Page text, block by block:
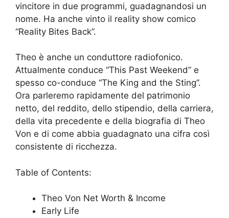
vincitore in due programmi, guadagnandosi un
nome. Ha anche vinto il reality show comico
“Reality Bites Back”.
Theo è anche un conduttore radiofonico.
Attualmente conduce “This Past Weekend” e
spesso co-conduce “The King and the Sting”.
Ora parleremo rapidamente del patrimonio
netto, del reddito, dello stipendio, della carriera,
della vita precedente e della biografia di Theo
Von e di come abbia guadagnato una cifra così
consistente di ricchezza.
Table of Contents:
Theo Von Net Worth & Income
Early Life